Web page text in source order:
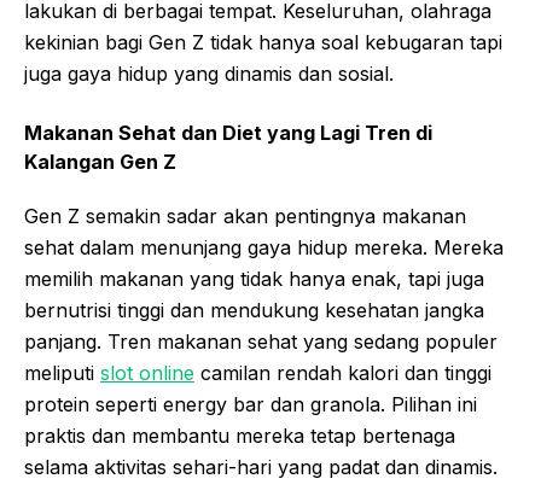
lakukan di berbagai tempat. Keseluruhan, olahraga
kekinian bagi Gen Z tidak hanya soal kebugaran tapi
juga gaya hidup yang dinamis dan sosial.
Makanan Sehat dan Diet yang Lagi Tren di
Kalangan Gen Z
Gen Z semakin sadar akan pentingnya makanan
sehat dalam menunjang gaya hidup mereka. Mereka
memilih makanan yang tidak hanya enak, tapi juga
bernutrisi tinggi dan mendukung kesehatan jangka
panjang. Tren makanan sehat yang sedang populer
meliputi slot online camilan rendah kalori dan tinggi
protein seperti energy bar dan granola. Pilihan ini
praktis dan membantu mereka tetap bertenaga
selama aktivitas sehari-hari yang padat dan dinamis.